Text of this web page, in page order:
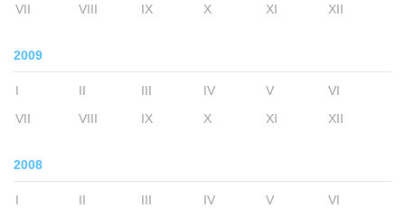
VII
VIII IX X XI XII
2009
I II III IV V
VI
VII
VIII IX X XI XII
2008
I II III IV V
VI